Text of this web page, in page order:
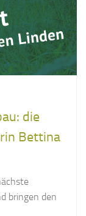
die
Bettina
bringen den